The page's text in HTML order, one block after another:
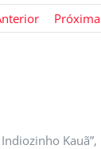
Próxima
Kauã”,